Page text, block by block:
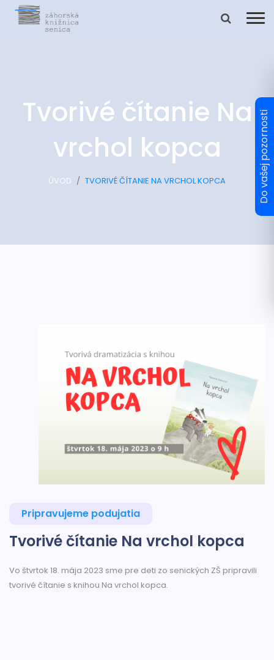
Tvorivé čítanie Na
vrchol kopca
ÚVOD TVORIVÉ ČÍTANIE NA VRCHOL KOPCA
Pripravujeme podujatia
Tvorivé čítanie Na vrchol kopca
Vo štvrtok 18. mája 2023 sme pre deti zo senických ZŠ pripravili
tvorivé čítanie s knihou Na vrchol kopca.